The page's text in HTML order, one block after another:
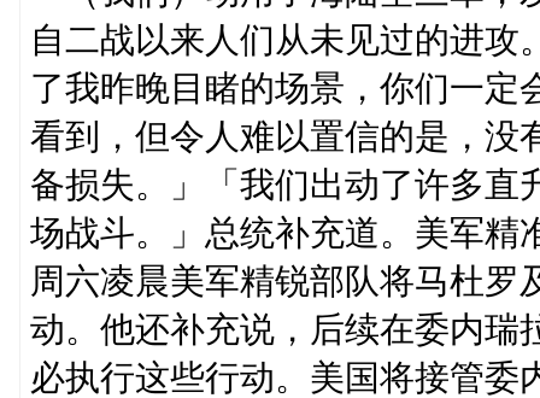
自二战以来人们从未见过的进
了我昨晚目睹的场景，你们一定
看到，但令人难以置信的是，没
备损失。」「我们出动了许多直
场战斗。」总统补充道。美军精
周六凌晨美军精锐部队将马杜罗
动。他还补充说，后续在委内瑞
必执行这些行动。美国将接管委